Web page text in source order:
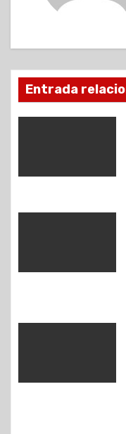
i
ó
n
e
e
a
a
Entrada